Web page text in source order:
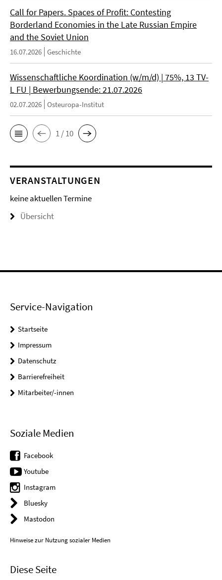
Call for Papers. Spaces of Profit: Contesting
Borderland Economies in the Late Russian Empire
and the Soviet Union
16.07.2026 Geschichte
Wissenschaftliche Koordination (w/m/d) | 75%, 13 TV-
L FU | Bewerbungsende: 21.07.2026
02.07.2026 Osteuropa-Institut
1 / 10
VERANSTALTUNGEN
keine aktuellen Termine
Übersicht
Service-Navigation
Startseite
Impressum
Datenschutz
Barrierefreiheit
Mitarbeiter/-innen
Soziale Medien
Facebook
Youtube
Instagram
Bluesky
Mastodon
Hinweise zur Nutzung sozialer Medien
Diese Seite